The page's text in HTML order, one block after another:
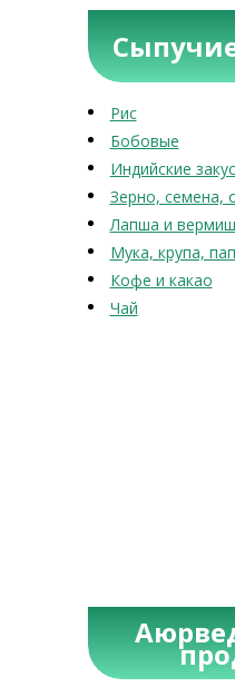
Рис
Бобовые
Индийские
Зерно, семена,
Лапша и
Мука, крупа,
Кофе и какао
Чай